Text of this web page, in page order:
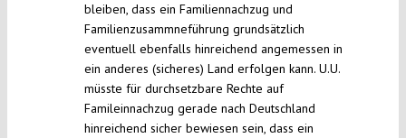
bleiben, dass ein Familiennachzug und
Familienzusammneführung grundsätzlich
eventuell ebenfalls hinreichend angemessen in
ein anderes (sicheres) Land erfolgen kann. U.U.
müsste für durchsetzbare Rechte auf
Famileinnachzug gerade nach Deutschland
hinreichend sicher bewiesen sein, dass ein